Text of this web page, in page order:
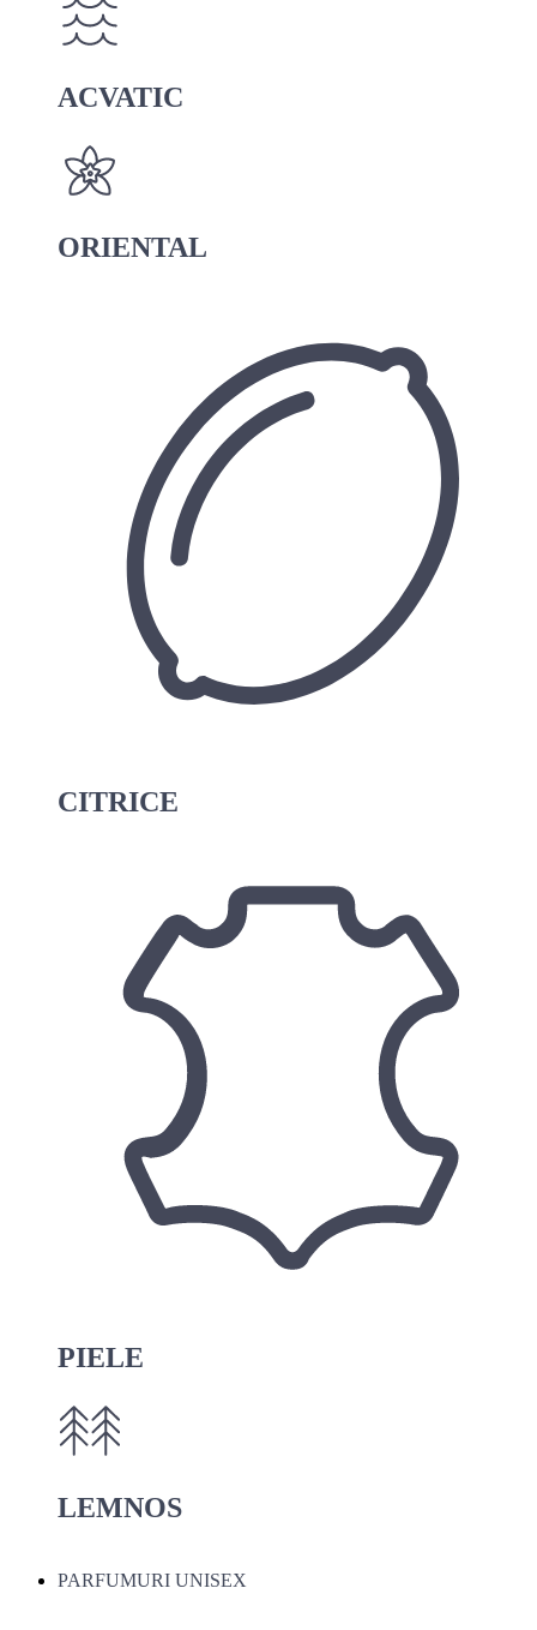
ACVATIC
ORIENTAL
CITRICE
PIELE
LEMNOS
PARFUMURI UNISEX